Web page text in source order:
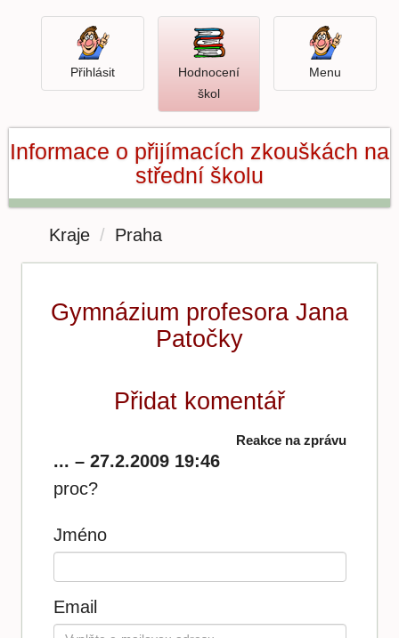
Menu
Hodnocení
školOtevři
hodnocení
PřihlásitPřihlásit
Informace o přijímacích zkouškách na
střední školu
Kraje Praha
Gymnázium profesora Jana
Patočky
Přidat komentář
Reakce na zprávu
... – 27.2.2009 19:46
proc?
Jméno
Email